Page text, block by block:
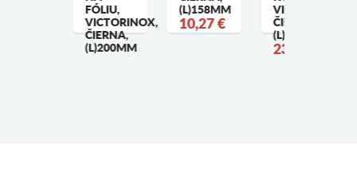
FÓLIU,
VICTORINOX,
ČIERNA,
(L)200MM
(L)158MM
10,27 €
VICTORINOX,
ČIERNA,
(L)178MM
23,37 €